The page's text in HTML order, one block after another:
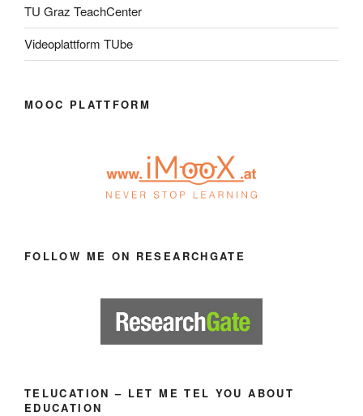
TU Graz TeachCenter
Videoplattform TUbe
MOOC PLATTFORM
FOLLOW ME ON RESEARCHGATE
TELUCATION – LET ME TEL YOU ABOUT
EDUCATION